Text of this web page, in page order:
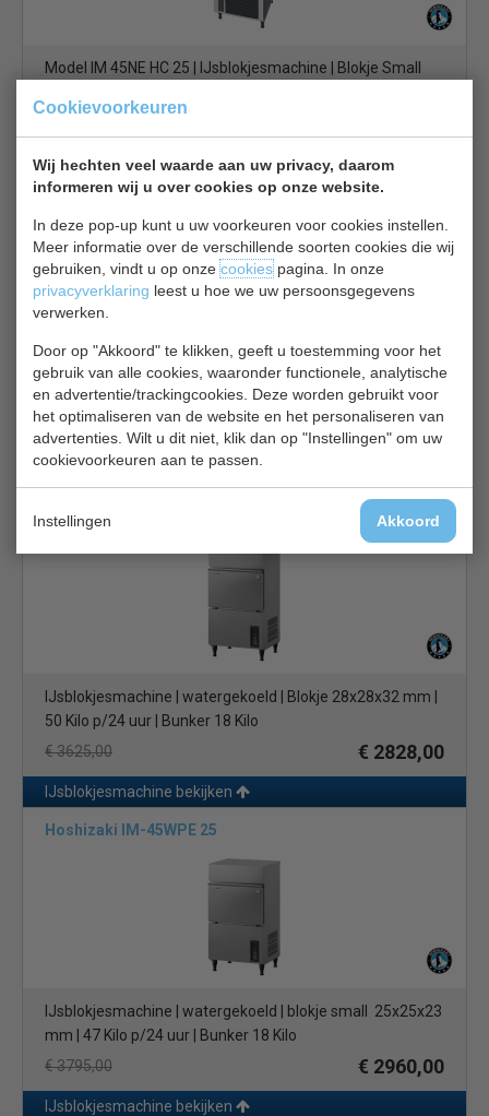
Cookievoorkeuren
Wij hechten veel waarde aan uw privacy, daarom
informeren wij u over cookies op onze website.
In deze pop-up kunt u uw voorkeuren voor cookies instellen.
Meer informatie over de verschillende soorten cookies die wij
gebruiken, vindt u op onzecookiespagina. In onze
privacyverklaring leest u hoe we uw persoonsgegevens
verwerken.
Door op "Akkoord" te klikken, geeft u toestemming voor het
gebruik van alle cookies, waaronder functionele, analytische
en advertentie/trackingcookies. Deze worden gebruikt voor
het optimaliseren van de website en het personaliseren van
advertenties. Wilt u dit niet, klik dan op "Instellingen" om uw
cookievoorkeuren aan te passen.
Instellingen Akkoord
Model IM 45NE HC 25 | IJsblokjesmachine | Blokje Small
IJsblokjesmachine bekijken
Hoshizaki IM 45 CNE-HC 25
46 kilo / 24 uur | Bunker 15 Kilo | IM 45CNE HC | Blokje S
25x25x23 mm | IJsblokjesmachine | Luchtgekoeld
€ 3565,00
€ 2781,00
Hoshizaki IM-45WPE
IJsblokjesmachine | watergekoeld | Blokje 28x28x32 mm |
50 Kilo p/24 uur | Bunker 18 Kilo
€ 3625,00
€ 2828,00
IJsblokjesmachine bekijken
Hoshizaki IM-45WPE 25
IJsblokjesmachine | watergekoeld | blokje small 25x25x23
mm | 47 Kilo p/24 uur | Bunker 18 Kilo
€ 3795,00
€ 2960,00
IJsblokjesmachine bekijken